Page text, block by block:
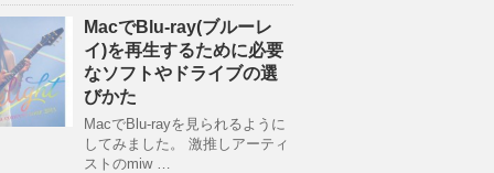
MacでBlu-ray(ブルーレ
イ)を再生するために必要
なソフトやドライブの選
びかた
MacでBlu-rayを見られるように
してみました。 激推しアーティ
ストのmiw …